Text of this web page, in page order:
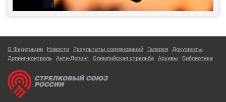
О Федерации Новости Результаты соревнований Галерея Документы
Допинг-контроль Анти-Допинг Олимпийская стрельба Архивы Библиотека